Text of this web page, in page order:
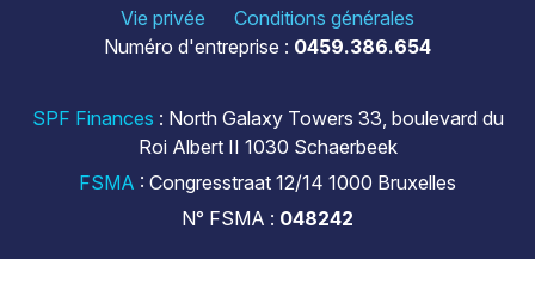
Vie privée
Conditions générales
Numéro d'entreprise : 0459.386.654
SPF Finances : North Galaxy Towers 33, boulevard du
Roi Albert II 1030 Schaerbeek
FSMA : Congresstraat 12/14 1000 Bruxelles
N° FSMA : 048242